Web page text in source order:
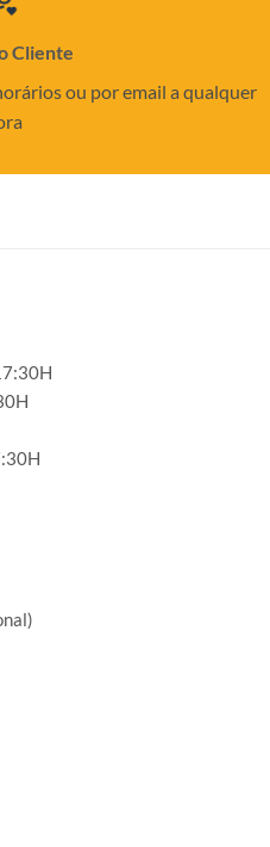
Cliente
ou por email a qualquer